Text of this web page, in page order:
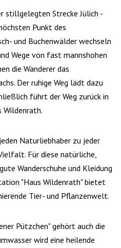
stillgelegten Strecke Jülich -
Punkt des
und Buchenwälder wechseln
Wege von fast mannshohen
die Wanderer das
Der ruhige Weg lädt dazu
führt der Weg zurück in
Wildenrath.
Naturliebhaber zu jeder
Für diese natürliche,
Wanderschuhe und Kleidung
"Haus Wildenrath" bietet
Tier- und Pflanzenwelt.
Pützchen" gehört auch die
wird eine heilende